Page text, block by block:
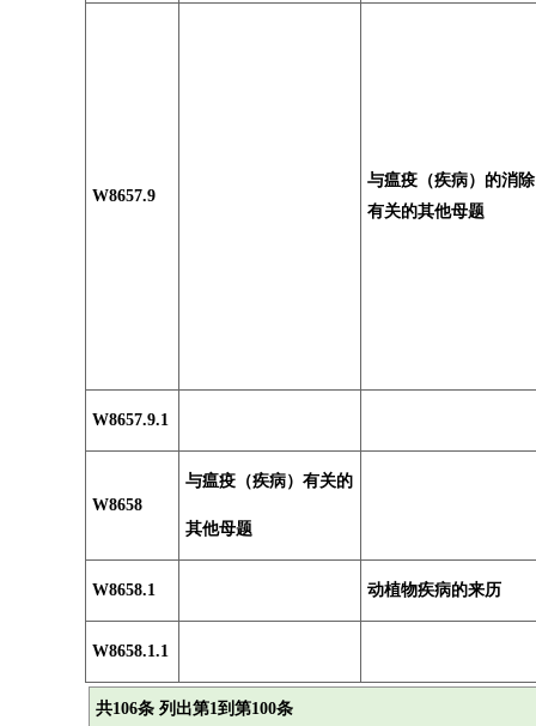
W8657.9
与瘟疫（疾病）的消除
有关的其他母题
W8657.9.1
W8658
与瘟疫（疾病）有关的
其他母题
W8658.1 动植物疾病的来历
W8658.1.1
共106条 列出第1到第100条